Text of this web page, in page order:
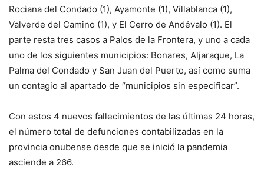
Rociana del Condado (1), Ayamonte (1), Villablanca (1),
Valverde del Camino (1), y El Cerro de Andévalo (1). El
parte resta tres casos a Palos de la Frontera, y uno a cada
uno de los siguientes municipios: Bonares, Aljaraque, La
Palma del Condado y San Juan del Puerto, así como suma
un contagio al apartado de “municipios sin especificar”.
Con estos 4 nuevos fallecimientos de las últimas 24 horas,
el número total de defunciones contabilizadas en la
provincia onubense desde que se inició la pandemia
asciende a 266.